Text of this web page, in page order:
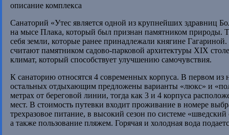
описание комплекса
Санаторий «Утес является одной из крупнейших здравниц
на мысе Плака, который был признан памятником природы.
себя земли, которые ранее принадлежали княгине
считают памятником садово-парковой архитектуры XIX
климат, который способствует улучшению самочувствия.
К санаторию относятся 4 современных корпуса. В первом из
остальных отдыхающим предложены варианты «люкс» и
метрах от береговой линии, тогда как 3 и 4 корпуса
мест. В стоимость путевки входит проживание в номере
трехразовое питание, в высокий сезон по системе
а также пользование пляжем. Горячая и холодная вода